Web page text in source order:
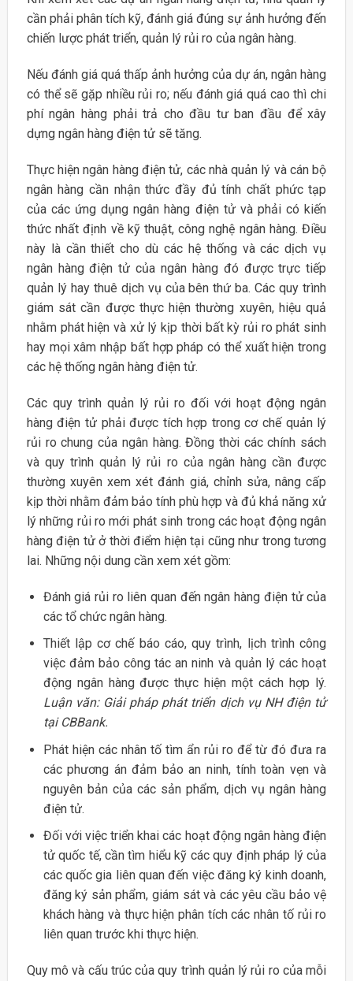
cần phải phân tích kỹ, đánh giá đúng sự ảnh hưởng đến
chiến lược phát triển, quản lý rủi ro của ngân hàng.
Nếu đánh giá quá thấp ảnh hưởng của dự án, ngân hàng
có thể sẽ gặp nhiều rủi ro; nếu đánh giá quá cao thì chi
phí ngân hàng phải trả cho đầu tư ban đầu để xây
dựng ngân hàng điện tử sẽ tăng.
Thực hiện ngân hàng điện tử, các nhà quản lý và cán bộ
ngân hàng cần nhận thức đầy đủ tính chất phức tạp
của các ứng dụng ngân hàng điện tử và phải có kiến
thức nhất định về kỹ thuật, công nghệ ngân hàng. Điều
này là cần thiết cho dù các hệ thống và các dịch vụ
ngân hàng điện tử của ngân hàng đó được trực tiếp
quản lý hay thuê dịch vụ của bên thứ ba. Các quy trình
giám sát cần được thực hiện thường xuyên, hiệu quả
nhằm phát hiện và xử lý kịp thời bất kỳ rủi ro phát sinh
hay mọi xâm nhập bất hợp pháp có thể xuất hiện trong
các hệ thống ngân hàng điện tử.
Các quy trình quản lý rủi ro đối với hoạt động ngân
hàng điện tử phải được tích hợp trong cơ chế quản lý
rủi ro chung của ngân hàng. Đồng thời các chính sách
và quy trình quản lý rủi ro của ngân hàng cần được
thường xuyên xem xét đánh giá, chỉnh sửa, nâng cấp
kịp thời nhằm đảm bảo tính phù hợp và đủ khả năng xử
lý những rủi ro mới phát sinh trong các hoạt động ngân
hàng điện tử ở thời điểm hiện tại cũng như trong tương
lai. Những nội dung cần xem xét gồm:
Đánh giá rủi ro liên quan đến ngân hàng điện tử của
các tổ chức ngân hàng.
Thiết lập cơ chế báo cáo, quy trình, lịch trình công
việc đảm bảo công tác an ninh và quản lý các hoạt
động ngân hàng được thực hiện một cách hợp lý.
Luận văn: Giải pháp phát triển dịch vụ NH điện tử
tại CBBank.
Phát hiện các nhân tố tìm ẩn rủi ro để từ đó đưa ra
các phương án đảm bảo an ninh, tính toàn vẹn và
nguyên bản của các sản phẩm, dịch vụ ngân hàng
điện tử.
Đối với việc triển khai các hoạt động ngân hàng điện
tử quốc tế, cần tìm hiểu kỹ các quy định pháp lý của
các quốc gia liên quan đến việc đăng ký kinh doanh,
đăng ký sản phẩm, giám sát và các yêu cầu bảo vệ
khách hàng và thực hiện phân tích các nhân tố rủi ro
liên quan trước khi thực hiện.
Quy mô và cấu trúc của quy trình quản lý rủi ro của mỗi